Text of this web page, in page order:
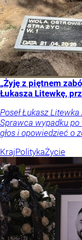
„Żyję z piętnem
Łukasza Litewkę,
Poseł Łukasz
Sprawca wypadku
głos i opowiedzieć o
KrajPolitykaŻycie